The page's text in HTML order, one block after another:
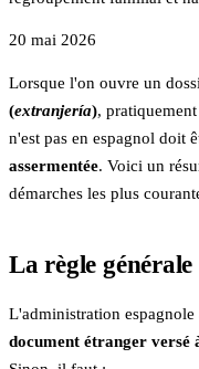
20 mai 2026
Lorsque l'on ouvre un
(extranjería),
n'est pas en espagnol doit
assermentée. Voici un
démarches les plus
La règle générale
L'administration
document étranger versé